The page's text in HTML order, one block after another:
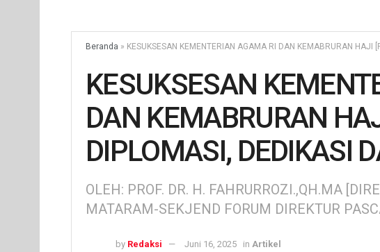
Beranda » KESUKSESAN KEMENTERIAN AGAMA RI DAN KEMABRURAN HAJI
KESUKSESAN
DAN KEMABRURAN
DIPLOMASI, DEDIKASI
OLEH: PROF. DR. H. FAHRURROZI.,QH.MA
MATARAM-SEKJEND FORUM DIREKTUR
by Redaksi Juni 16, 2025 in Artikel